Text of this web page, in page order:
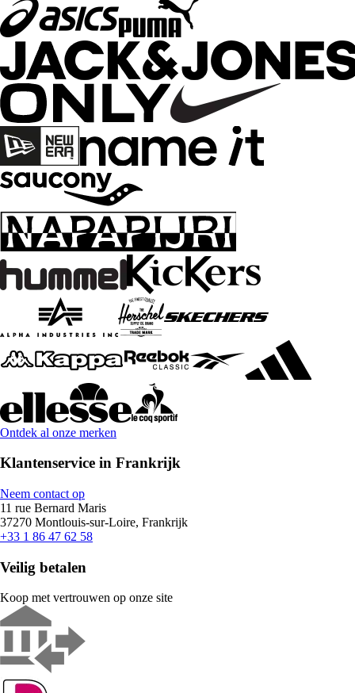
Ontdek al onze merken
Klantenservice in Frankrijk
Neem contact op
11 rue Bernard Maris
37270 Montlouis-sur-Loire, Frankrijk
+33 1 86 47 62 58
Veilig betalen
Koop met vertrouwen op onze site